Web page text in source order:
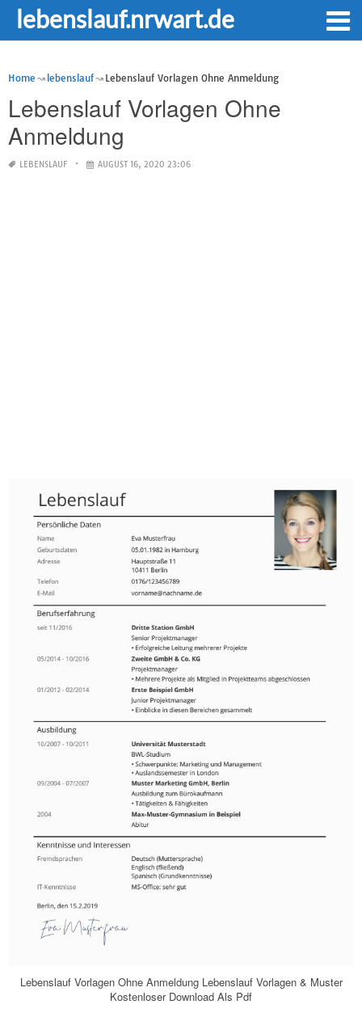
lebenslauf.nrwart.de
Home lebenslauf Lebenslauf Vorlagen Ohne Anmeldung
Lebenslauf Vorlagen Ohne
Anmeldung
LEBENSLAUF AUGUST 16, 2020 23:06
Lebenslauf Vorlagen Ohne Anmeldung Lebenslauf Vorlagen & Muster
Kostenloser Download Als Pdf